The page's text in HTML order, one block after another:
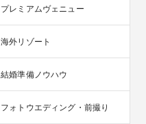
プレミアムヴェニュー
海外リゾート
結婚準備ノウハウ
フォトウエディング・前撮り